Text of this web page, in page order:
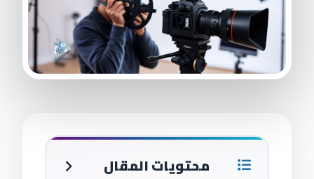
محتويات المقال